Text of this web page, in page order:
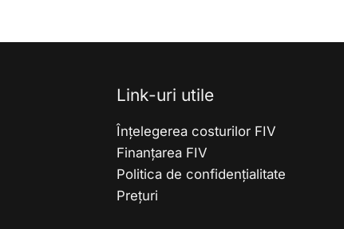
Link-uri utile
Înțelegerea costurilor FIV
Finanțarea FIV
Politica de confidențialitate
Prețuri